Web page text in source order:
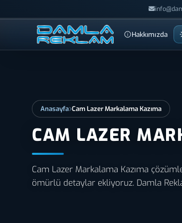
Hakkımızda
Anasayfa Cam Lazer Markalama Kazıma
CAM LAZER
Cam Lazer Markalama Kazıma
ömürlü detaylar ekliyoruz. Damla